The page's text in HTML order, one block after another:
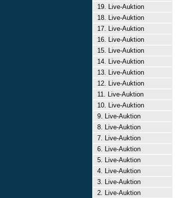
19. Live-Auktion
18. Live-Auktion
17. Live-Auktion
16. Live-Auktion
15. Live-Auktion
14. Live-Auktion
13. Live-Auktion
12. Live-Auktion
11. Live-Auktion
10. Live-Auktion
9. Live-Auktion
8. Live-Auktion
7. Live-Auktion
6. Live-Auktion
5. Live-Auktion
4. Live-Auktion
3. Live-Auktion
2. Live-Auktion